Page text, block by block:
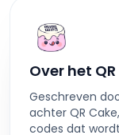
Over het
Geschreven
achter QR
codes dat